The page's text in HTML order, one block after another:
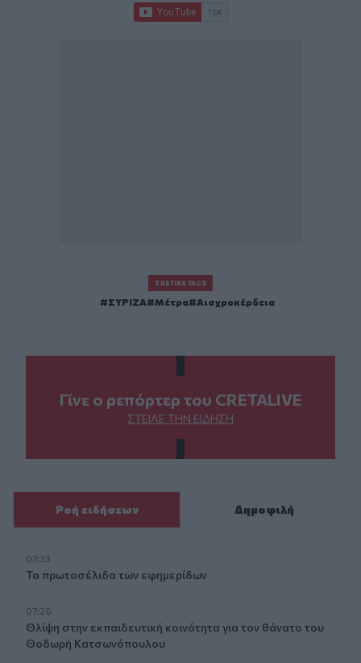
ΣΧΕΤΙΚΆ TAGS
ΣΥΡΙΖΑ Μέτρα Αισχροκέρδεια
Γίνε ο ρεπόρτερ του CRETALIVE
ΣΤΕΊΛΕ ΤΗΝ ΕΊΔΗΣΗ
Ροή ειδήσεων Δημοφιλή
07:33
Τα πρωτοσέλιδα των εφημερίδων
07:26
Θλίψη στην εκπαιδευτική κοινότητα για τον θάνατο του
Θοδωρή Κατσωνόπουλου